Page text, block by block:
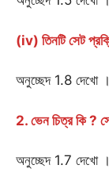
(iv) তিনটি সেট
অনুচ্ছেদ 1.8 দেখো ।
2. ভেন চিত্র কি ?
অনুচ্ছেদ 1.7 দেখো ।